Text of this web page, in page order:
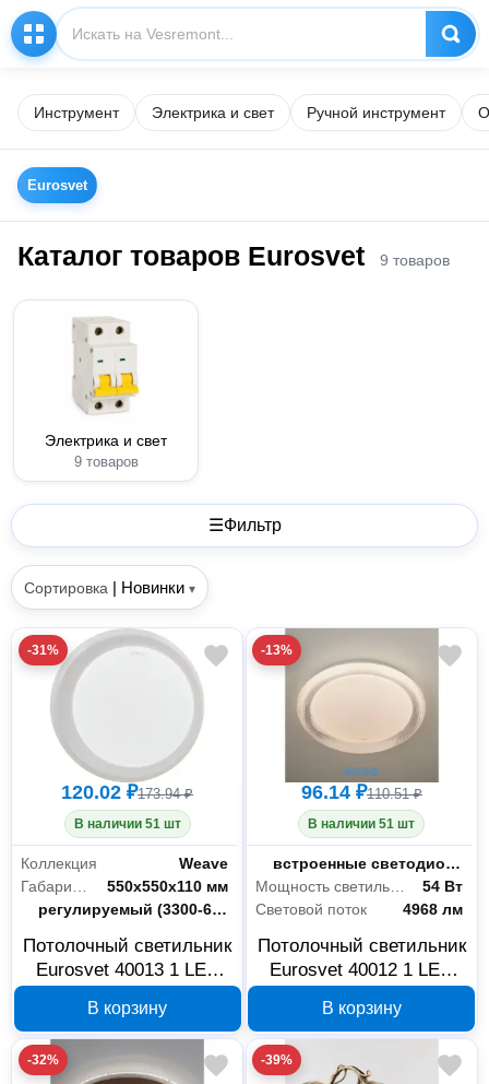
Инструмент Электрика и свет Ручной инструмент
Eurosvet
Каталог товаров Eurosvet 9 товаров
Электрика и свет
9 товаров
☰Фильтр
Сортировка | Новинки ▾
-31%
120.02 ₽173.94 ₽
В наличии 51 шт
Коллекция
Weave
550x550x110 мм
Цветность
регулируемый (3300-6500 К)
Потолочный светильник
Eurosvet 40013 1 LED
В корзину
-13%
96.14 ₽110.51 ₽
В наличии 51 шт
Цоколь
встроенные светодиоды(LED)
Мощность светильника
54 Вт
Световой поток
4968 лм
Потолочный светильник
Eurosvet 40012 1 LED
В корзину
-32% -39%